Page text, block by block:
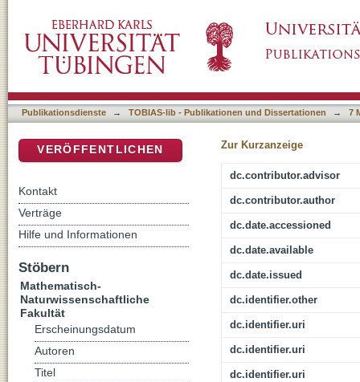
Publikationsdienste → TOBIAS-lib - Publikationen und Dissertationen → 7
Zur Kurzanzeige
dc.contributor.advisor
dc.contributor.author
dc.date.accessioned
dc.date.available
dc.date.issued
dc.identifier.other
dc.identifier.uri
dc.identifier.uri
dc.identifier.uri
VERÖFFENTLICHEN
Kontakt
Verträge
Hilfe und Informationen
Stöbern
Mathematisch-
Naturwissenschaftliche
Fakultät
Erscheinungsdatum
Autoren
Titel